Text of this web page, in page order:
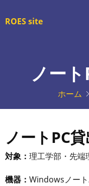
イ
動
ROES site
ノー
ホーム
ノートPC
対象： 理工学部・先端
機器： Windowsノート